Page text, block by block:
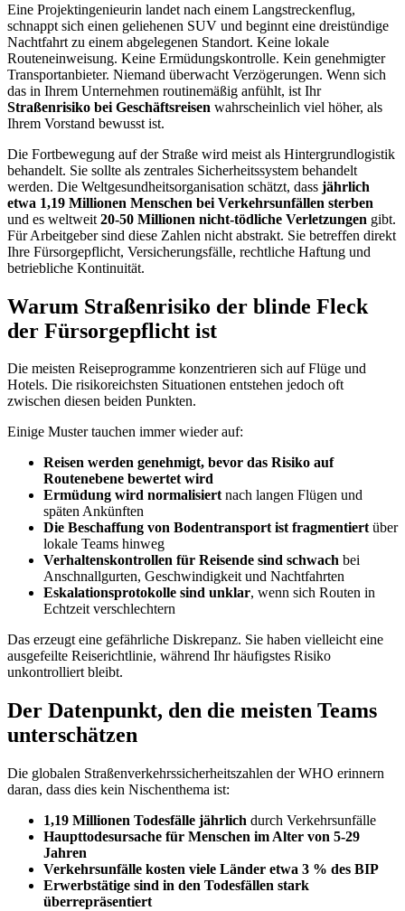
Eine Projektingenieurin landet nach einem Langstreckenflug,
schnappt sich einen geliehenen SUV und beginnt eine dreistündige
Nachtfahrt zu einem abgelegenen Standort. Keine lokale
Routeneinweisung. Keine Ermüdungskontrolle. Kein genehmigter
Transportanbieter. Niemand überwacht Verzögerungen. Wenn sich
das in Ihrem Unternehmen routinemäßig anfühlt, ist Ihr
Straßenrisiko bei Geschäftsreisen wahrscheinlich viel höher, als
Ihrem Vorstand bewusst ist.
Die Fortbewegung auf der Straße wird meist als Hintergrundlogistik
behandelt. Sie sollte als zentrales Sicherheitssystem behandelt
werden. Die Weltgesundheitsorganisation schätzt, dass jährlich
etwa 1,19 Millionen Menschen bei Verkehrsunfällen sterben
und es weltweit 20-50 Millionen nicht-tödliche Verletzungen gibt.
Für Arbeitgeber sind diese Zahlen nicht abstrakt. Sie betreffen direkt
Ihre Fürsorgepflicht, Versicherungsfälle, rechtliche Haftung und
betriebliche Kontinuität.
Warum Straßenrisiko der blinde Fleck
der Fürsorgepflicht ist
Die meisten Reiseprogramme konzentrieren sich auf Flüge und
Hotels. Die risikoreichsten Situationen entstehen jedoch oft
zwischen diesen beiden Punkten.
Einige Muster tauchen immer wieder auf:
Reisen werden genehmigt, bevor das Risiko auf
Routenebene bewertet wird
Ermüdung wird normalisiertnach langen Flügen und
späten Ankünften
Die Beschaffung von Bodentransport ist fragmentiertüber
lokale Teams hinweg
Verhaltenskontrollen für Reisende sind schwach bei
Anschnallgurten, Geschwindigkeit und Nachtfahrten
Eskalationsprotokolle sind unklar, wenn sich Routen in
Echtzeit verschlechtern
Das erzeugt eine gefährliche Diskrepanz. Sie haben vielleicht eine
ausgefeilte Reiserichtlinie, während Ihr häufigstes Risiko
unkontrolliert bleibt.
Der Datenpunkt, den die meisten Teams
unterschätzen
Die globalen Straßenverkehrssicherheitszahlen der WHO erinnern
daran, dass dies kein Nischenthema ist:
1,19 Millionen Todesfälle jährlich durch Verkehrsunfälle
Haupttodesursache für Menschen im Alter von 5-29
Jahren
Verkehrsunfälle kosten viele Länder etwa 3 % des BIP
Erwerbstätige sind in den Todesfällen stark
überrepräsentiert